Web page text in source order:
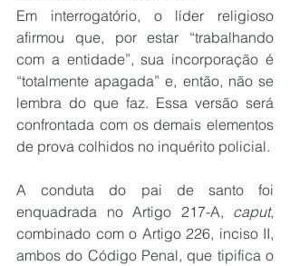
Em interrogatório, o líder religioso
afirmou que, por estar “trabalhando
com a entidade”, sua incorporação é
“totalmente apagada” e, então, não se
lembra do que faz. Essa versão será
confrontada com os demais elementos
de prova colhidos no inquérito policial.
A conduta do pai de santo foi
enquadrada no Artigo 217-A, caput,
combinado com o Artigo 226, inciso II,
ambos do Código Penal, que tipifica o